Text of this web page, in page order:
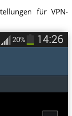
für VPN-